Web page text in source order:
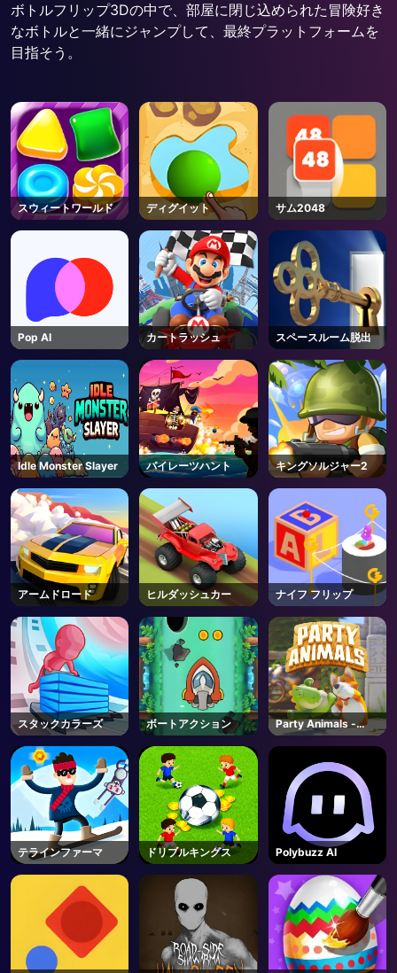
AD
ボトルフリップ3Dの中で、部屋に閉じ込められた冒険好き
なボトルと一緒にジャンプして、最終プラットフォームを
目指そう。
スウィートワールド ディグイット サム2048
Pop AI カートラッシュ スペースルーム脱出
Idle Monster Slayer パイレーツハント キングソルジャー2
アームドロード ヒルダッシュカー ナイフ フリップ
スタックカラーズ ボートアクション
Party Animals -
Steam
テラインファーマ ドリブルキングス Polybuzz AI